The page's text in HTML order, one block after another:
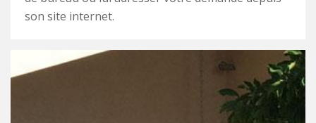
son site internet.